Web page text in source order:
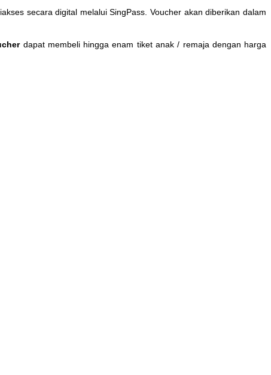
secara digital melalui SingPass. Voucher akan diberikan dalam
dapat membeli hingga enam tiket anak / remaja dengan harga